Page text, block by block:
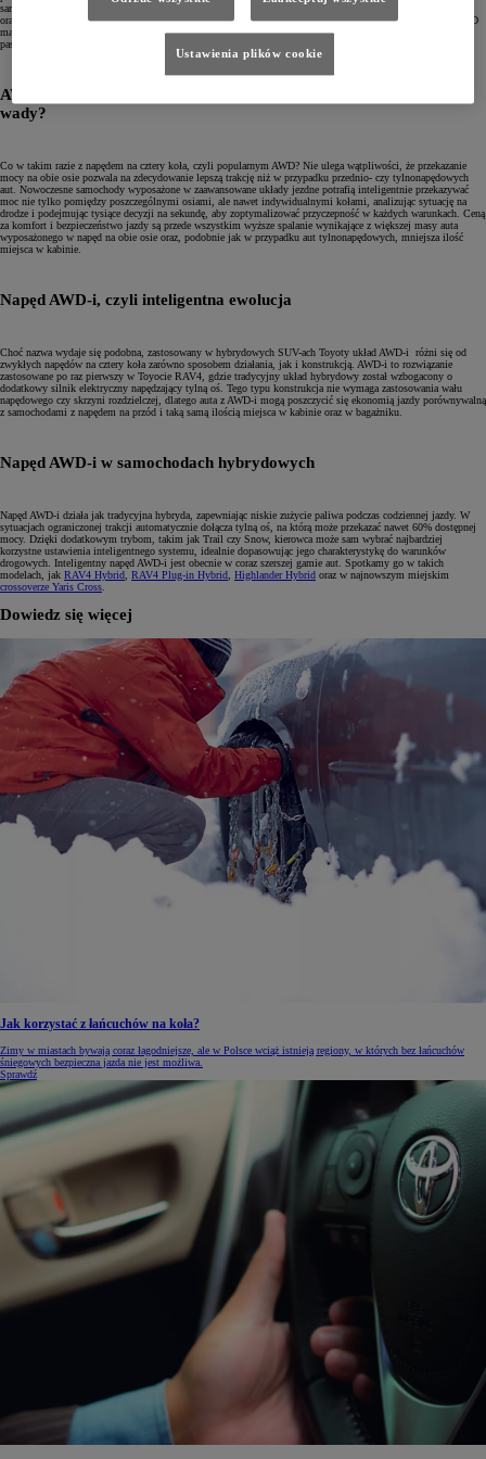
samochodu stara się wyprzedzić przód). Wady to wyższa cena zakupu oraz eksploatacji, większa masa własna
oraz mniej miejsca w kabinie. Obecność wału napędowego łączącego silnik z tylną osią sprawia, że auta RWD
mają wysoko poprowadzony tunel środkowy, dlatego zwykle niemożliwe jest uzyskanie płaskiej podłogi dla
pasażerów w drugim rzędzie.
AWD, czyli napęd na cztery koła – podwójne korzyści to podwójne
wady?
Co w takim razie z napędem na cztery koła, czyli popularnym AWD? Nie ulega wątpliwości, że przekazanie
mocy na obie osie pozwala na zdecydowanie lepszą trakcję niż w przypadku przednio- czy tylnonapędowych
aut. Nowoczesne samochody wyposażone w zaawansowane układy jezdne potrafią inteligentnie przekazywać
moc nie tylko pomiędzy poszczególnymi osiami, ale nawet indywidualnymi kołami, analizując sytuację na
drodze i podejmując tysiące decyzji na sekundę, aby zoptymalizować przyczepność w każdych warunkach. Ceną
za komfort i bezpieczeństwo jazdy są przede wszystkim wyższe spalanie wynikające z większej masy auta
wyposażonego w napęd na obie osie oraz, podobnie jak w przypadku aut tylnonapędowych, mniejsza ilość
miejsca w kabinie.
Napęd AWD-i, czyli inteligentna ewolucja
Choć nazwa wydaje się podobna, zastosowany w hybrydowych SUV-ach Toyoty układ AWD-i różni się od
zwykłych napędów na cztery koła zarówno sposobem działania, jak i konstrukcją. AWD-i to rozwiązanie
zastosowane po raz pierwszy w Toyocie RAV4, gdzie tradycyjny układ hybrydowy został wzbogacony o
dodatkowy silnik elektryczny napędzający tylną oś. Tego typu konstrukcja nie wymaga zastosowania wału
napędowego czy skrzyni rozdzielczej, dlatego auta z AWD-i mogą poszczycić się ekonomią jazdy porównywalną
z samochodami z napędem na przód i taką samą ilością miejsca w kabinie oraz w bagażniku.
Napęd AWD-i w samochodach hybrydowych
Napęd AWD-i działa jak tradycyjna hybryda, zapewniając niskie zużycie paliwa podczas codziennej jazdy. W
sytuacjach ograniczonej trakcji automatycznie dołącza tylną oś, na którą może przekazać nawet 60% dostępnej
mocy. Dzięki dodatkowym trybom, takim jak Trail czy Snow, kierowca może sam wybrać najbardziej
korzystne ustawienia inteligentnego systemu, idealnie dopasowując jego charakterystykę do warunków
drogowych. Inteligentny napęd AWD-i jest obecnie w coraz szerszej gamie aut. Spotkamy go w takich
modelach, jak RAV4 Hybrid RAV4 Plug-in Hybrid Highlander Hybrid oraz w najnowszym miejskim
crossoverze Yaris Cross
Dowiedz się więcej
Jak korzystać z łańcuchów na koła?
Zimy w miastach bywają coraz łagodniejsze, ale w Polsce wciąż istnieją regiony, w których bez łańcuchów
śniegowych bezpieczna jazda nie jest możliwa.
Sprawdź
Ustawienia plików cookie